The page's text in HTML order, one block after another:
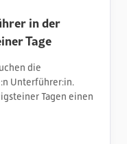
in der
Tage
die
Unterführer:in.
Tagen einen